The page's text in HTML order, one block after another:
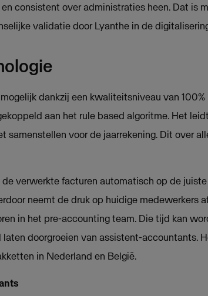
consistent over administraties heen. Dat is
validatie door Lyanthe in de
dankzij een kwaliteitsniveau van
aan het rule based algoritme. Het
samenstellen voor de jaarrekening. Dit over
verwerkte facturen automatisch op de
neemt de druk op huidige medewerkers
in het pre-accounting team. Die tijd kan
doorgroeien van assistent-accountants.
in Nederland en België.